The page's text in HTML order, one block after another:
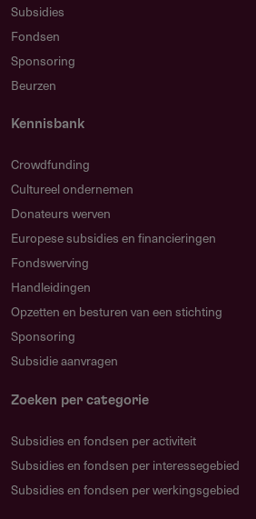
Relevante links
Regeling regionaal
2027
Contact
Dienst Uitvoering Subsidies aan
Postbus 16006
2500 BADen Haag
Nederland
SZWsubsidies@minvws.nl
https://www.dus-i.nl
Subsidies
Fondsen
Sponsoring
Beurzen
Kennisbank
Crowdfunding
Cultureel ondernemen
Donateurs werven
Europese subsidies en financieringen
Fondswerving
Handleidingen
Opzetten en besturen van een stichting
Sponsoring
Subsidie aanvragen
Zoeken per categorie
Subsidies en fondsen per activiteit
Subsidies en fondsen per interessegebied
Subsidies en fondsen per werkingsgebied